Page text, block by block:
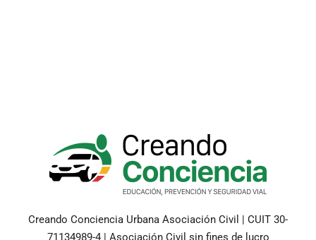
Creando Conciencia Urbana Asociación Civil | CUIT 30-
71134989-4 | Asociación Civil sin fines de lucro